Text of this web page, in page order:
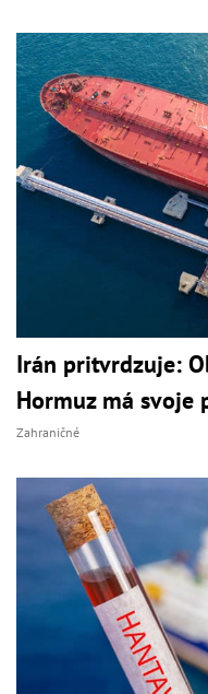
Irán pritvrdzuje:
Hormuz má svoje
Zahraničné